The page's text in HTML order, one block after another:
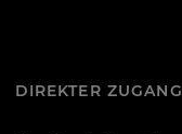
DIREKTER ZUGANG